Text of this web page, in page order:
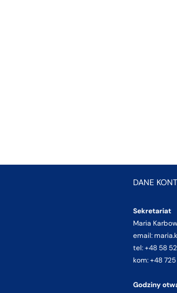
DANE
Sekretariat
Maria
email:
tel: +48 58
kom: +48
Godziny